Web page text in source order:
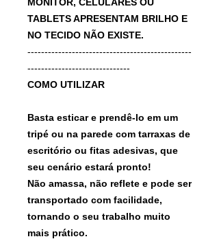
TABLETS APRESENTAM BRILHO E
NO TECIDO NÃO EXISTE.
------------------------------------------------
------------------------------
COMO UTILIZAR
Basta esticar e prendê-lo em um
tripé ou na parede com tarraxas de
escritório ou fitas adesivas, que
seu cenário estará pronto!
Não amassa, não reflete e pode ser
transportado com facilidade,
tornando o seu trabalho muito
mais prático.